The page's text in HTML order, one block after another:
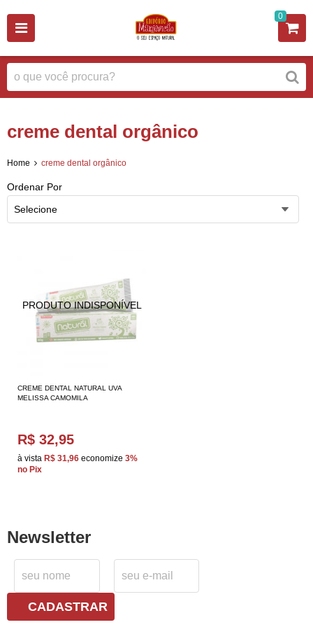
0
creme dental orgânico
Home creme dental orgânico
Ordenar Por
Selecione
CREME DENTAL NATURAL UVA
MELISSA CAMOMILA
R$ 32,95
à vista R$ 31,96 economize 3%
no Pix
Newsletter
CADASTRAR